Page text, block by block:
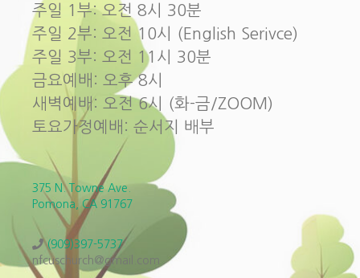
주일 1부: 오전 8시 30분
주일 2부: 오전 10시 (English Serivce)
주일 3부: 오전 11시 30분
금요예배: 오후 8시
새벽예배: 오전 6시 (화-금/ZOOM)
토요가정예배: 순서지 배부
375 N. Towne Ave.
Pomona, CA 91767
(909)397-5737
nfcuschurch@gmail.com